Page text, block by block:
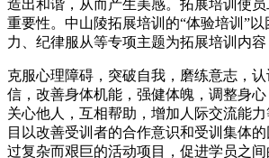
造出和谐，从而产生美感。拓展培训使
重要性。中山陵拓展培训的“体验培训”
力、纪律服从等专项主题为拓展培训内容
克服心理障碍，突破自我，磨练意志，
信，改善身体机能，强健体魄，调整身心
关心他人，互相帮助，增加人际交流能
目以改善受训者的合作意识和受训集体
过复杂而艰巨的活动项目，促进学员之间